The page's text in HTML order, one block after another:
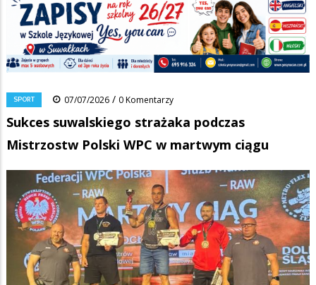
Ścieżka
nawigacyjna
Strona główna/Wiadomości /Sport/
Sukces suwalskiego strażaka podczas Mistrzostw Polski WPC w
martwym ciągu
FacebookPinterestTumblr
0 Reddit Share
SPORT 07/07/2026 / 0 Komentarzy
Sukces suwalskiego strażaka podczas
Mistrzostw Polski WPC w martwym ciągu